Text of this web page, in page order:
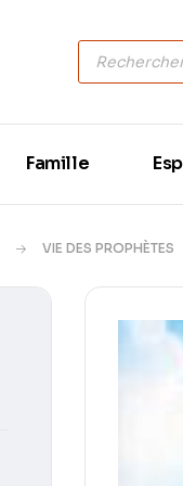
Famille
VIE DES PROPHÈTES